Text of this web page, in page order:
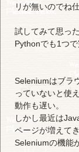
リが無いのでね
試してみて思っ
Pythonでも1つ
Seleniumはブラ
っていないと使
動作も遅い。
しかし最近は
ページが増えて
Seleniumの機能